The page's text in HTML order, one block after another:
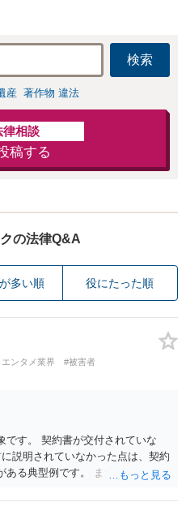
検索
産 著作物 違法
律相談
稿する
の法律Q&A
多い順 役にたった順
ンタメ業界 #被害者
です。 契約書が交付されていな
説明されていなかった点は、契約
ある典型例です。 まずは、運営と
並行で（もしまだされていないの